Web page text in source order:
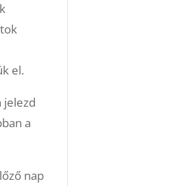
el.
jelezd
a
nap